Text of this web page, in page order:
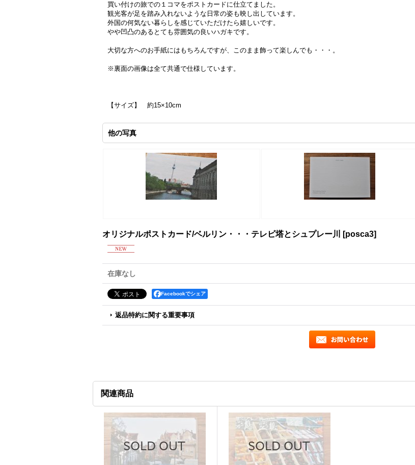
買い付けの旅での１コマをポストカードに仕立てました。
観光客が足を踏み入れないような日常の姿も映し出しています。
外国の何気ない暮らしを感じていただけたら嬉しいです。
やや凹凸のあるとても雰囲気の良いハガキです。
大切な方へのお手紙にはもちろんですが、このまま飾って楽しんでも・・・。
※裏面の画像は全て共通で仕様しています。
【サイズ】 約15×10cm
他の写真
オリジナルポストカード/ベルリン・・・テレビ塔とシュプレー川 [posca3]
在庫なし
Facebookでシェア
返品特約に関する重要事項
関連商品